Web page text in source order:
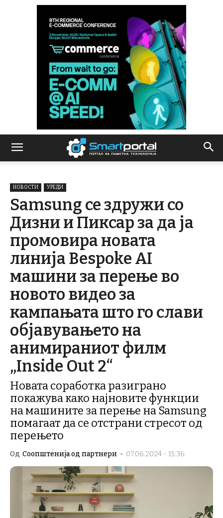
НОВОСТИ УРЕДИ
Samsung се здружи со
Дизни и Пиксар за да ја
промовира новата
линија Bespoke AI
машини за перење во
новото видео за
кампањата што го слави
објавувањето на
анимираниот филм
„Inside Out 2“
Новата соработка разиграно
покажува како најновите функции
на машините за перење на Samsung
помагаат да се отстрани стресот од
перењето
Од Соопштенија од партнери - 07.06.2024 - 15:36